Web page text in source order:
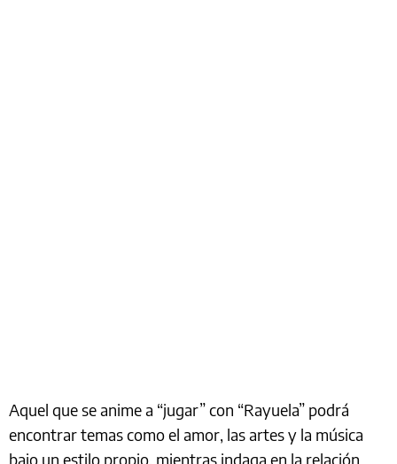
Aquel que se anime a “jugar” con “Rayuela” podrá
encontrar temas como el amor, las artes y la música
bajo un estilo propio, mientras indaga en la relación